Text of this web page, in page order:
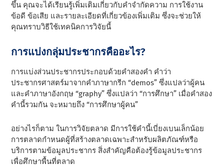
ขึ้น คุณจะได้เรียนรู้เพิ่มเติมเกี่ยวกับคําจํากัดความ การใช้งาน
ข้อดี ข้อเสีย และรายละเอียดที่เกี่ยวข้องเพิ่มเติม ซึ่งจะช่วยให้
คุณทราบวิธีใช้เทคนิคการวิจัยนี้
การแบ่งกลุ่มประชากรคืออะไร?
การแบ่งส่วนประชากรประกอบด้วยคําสองคํา คําว่า
ประชากรศาสตร์มาจากคําภาษากรีก “demos” ซึ่งแปลว่าผู้คน
และคําภาษาอังกฤษ “graphy” ซึ่งแปลว่า “การศึกษา” เมื่อคําสอง
คํานี้รวมกัน จะหมายถึง “การศึกษาผู้คน”
อย่างไรก็ตาม ในการวิจัยตลาด มีการใช้คํานี้เบี่ยงเบนเล็กน้อย
การตลาดกําหนดผู้ที่สร้างตลาดเฉพาะสําหรับผลิตภัณฑ์หรือ
บริการตามข้อมูลประชากร สิ่งสําคัญคือต้องรู้ข้อมูลประชากร
เพื่อศึกษาพื้นที่ตลาด